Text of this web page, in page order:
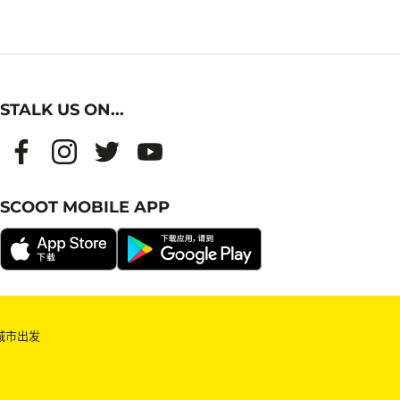
STALK US ON...
SCOOT MOBILE APP
市出发